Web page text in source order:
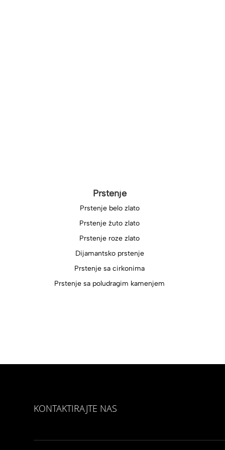
Prstenje
Prstenje belo zlato
Prstenje žuto zlato
Prstenje roze zlato
Dijamantsko prstenje
Prstenje sa cirkonima
Prstenje sa poludragim kamenjem
KONTAKTIRAJTE NAS